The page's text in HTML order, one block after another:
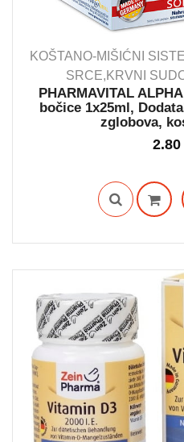
IN
KOŠTANO-MIŠIĆNI
SRCE,KRVNI
PHARMAVITAL
bočice 1x25ml,
zglobova,
2.80